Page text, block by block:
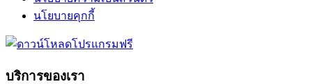
นโยบายคุกกี้
บริการของเรา